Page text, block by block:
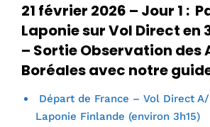
21 février 2026 – Jour 1 :
Laponie sur Vol Direct en
– Sortie Observation des
Boréales avec notre
Départ de France – Vol Direct
Laponie Finlande (environ 3h15)